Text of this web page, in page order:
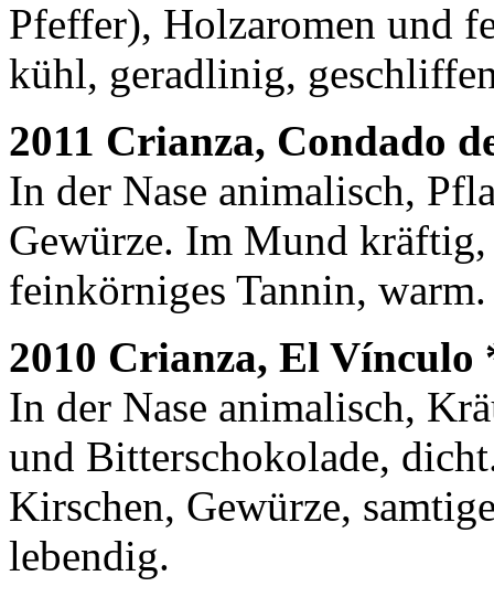
Pfeffer), Holzaromen und
kühl, geradlinig,
2011 Crianza, Condado
In der Nase animalisch,
Gewürze. Im Mund
feinkörniges Tannin, warm.
2010 Crianza, El
In der Nase animalisch,
und Bitterschokolade,
Kirschen, Gewürze,
lebendig.